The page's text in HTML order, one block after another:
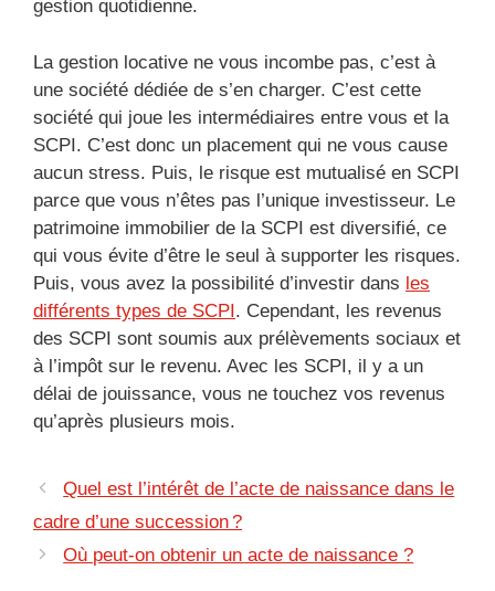
gestion quotidienne.
La gestion locative ne vous incombe pas, c’est à
une société dédiée de s’en charger. C’est cette
société qui joue les intermédiaires entre vous et la
SCPI. C’est donc un placement qui ne vous cause
aucun stress. Puis, le risque est mutualisé en SCPI
parce que vous n’êtes pas l’unique investisseur. Le
patrimoine immobilier de la SCPI est diversifié, ce
qui vous évite d’être le seul à supporter les risques.
Puis, vous avez la possibilité d’investir dans les
différents types de SCPI. Cependant, les revenus
des SCPI sont soumis aux prélèvements sociaux et
à l’impôt sur le revenu. Avec les SCPI, il y a un
délai de jouissance, vous ne touchez vos revenus
qu’après plusieurs mois.
Quel est l’intérêt de l’acte de naissance dans le
cadre d’une succession ?
Où peut-on obtenir un acte de naissance ?